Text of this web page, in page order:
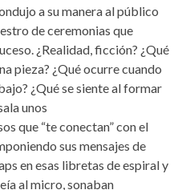
a su manera al público
de ceremonias que
¿Realidad, ficción? ¿Qué
pieza? ¿Qué ocurre cuando
¿Qué se siente al formar
unos
que “te conectan” con el
sus mensajes de
en esas libretas de espiral y
al micro, sonaban